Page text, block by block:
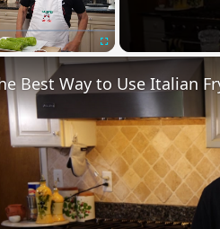
Fullscreen
Best Way to Use Italian